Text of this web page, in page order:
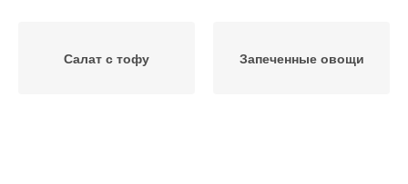
Салат с тофу Запеченные овощи